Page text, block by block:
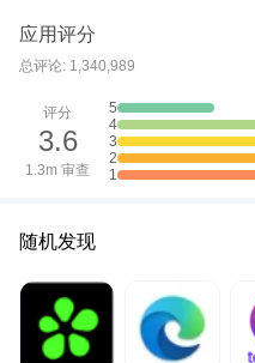
应用评分
总评论: 1,340,989
评分
3.6
1.3m 审查
5
4
3
2
1
随机发现